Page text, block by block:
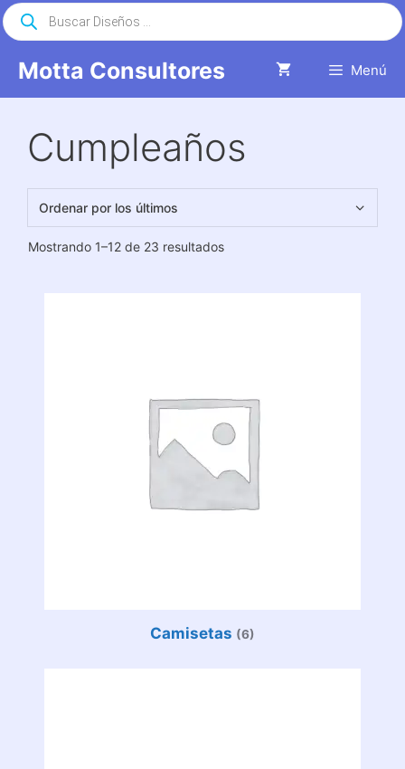
Saltar
al
Motta Consultores Menú
Búsqueda
de
productos
Cumpleaños
Mostrando 1–12 de 23 resultadosOrdenado
Camisetas (6)